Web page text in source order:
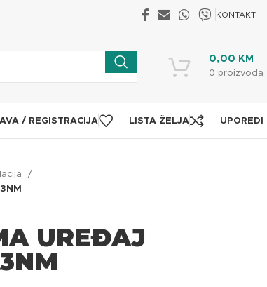
KONTAKT
0 proizvoda
0,00 KM
/ REGISTRACIJA LISTA ŽELJA UPOREDI
UREĐAJ